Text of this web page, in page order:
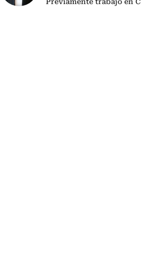
Previamente trabajó en